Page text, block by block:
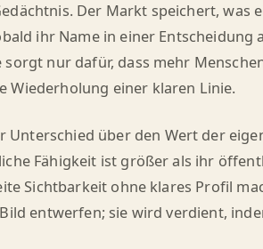
Der Markt speichert, was
ihr Name in einer Entscheidung
nur dafür, dass mehr
Wiederholung einer klaren Linie.
über den Wert der
Fähigkeit ist größer als ihr
Sichtbarkeit ohne klares Profil
entwerfen; sie wird verdient,